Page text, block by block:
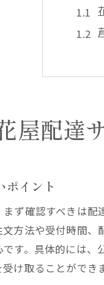
花屋
芦屋
屋配達
ポイント
ず確認すべきは
方法や受付時間
す。具体的には
け取ることができま